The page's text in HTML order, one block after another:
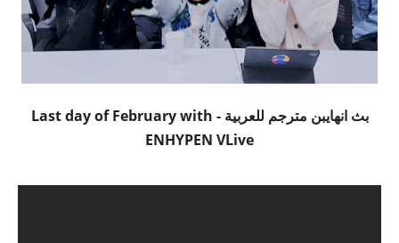
بث انهايبن مترجم للعربية - Last day of February with
ENHYPEN VLive